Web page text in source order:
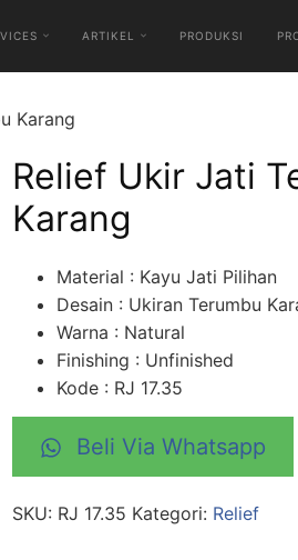
ARTIKEL PRODUKSI
Karang
Relief Ukir Jati
Karang
Material : Kayu Jati Pilihan
Desain : Ukiran Terumbu
Warna : Natural
Finishing : Unfinished
Kode : RJ 17.35
Beli Via Whatsapp
SKU: RJ 17.35 Kategori: Relief